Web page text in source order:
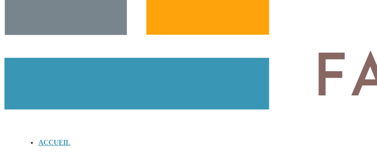
ACCUEIL